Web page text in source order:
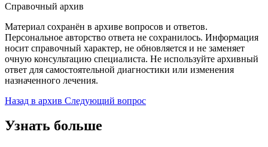
Справочный архив
Материал сохранён в архиве вопросов и ответов.
Персональное авторство ответа не сохранилось. Информация
носит справочный характер, не обновляется и не заменяет
очную консультацию специалиста. Не используйте архивный
ответ для самостоятельной диагностики или изменения
назначенного лечения.
Назад в архив Следующий вопрос
Узнать больше